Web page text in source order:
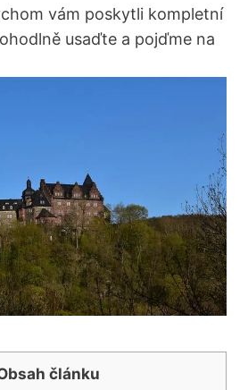
vám poskytli kompletní
usaďte a pojďme na
článku